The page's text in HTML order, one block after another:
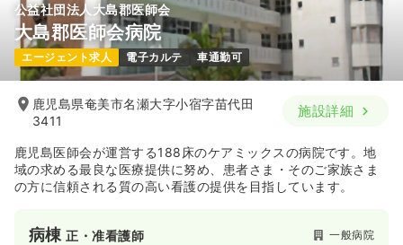
公益社団法人大島郡医師会
大島郡医師会病院
エージェント求人 電子カルテ 車通勤可
鹿児島県奄美市名瀬大字小宿字苗代田
3411
施設詳細
鹿児島医師会が運営する188床のケアミックスの病院です。地
域の求める最良な医療提供に努め、患者さま・そのご家族さま
の方に信頼される質の高い看護の提供を目指しています。
病棟正・准看護師 一般病院